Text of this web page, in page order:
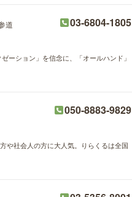
道 03-6804-1805
ーション」を信念に、「オールハンド」
050-8883-9829
や社会人の方に大人気。りらくるは全国